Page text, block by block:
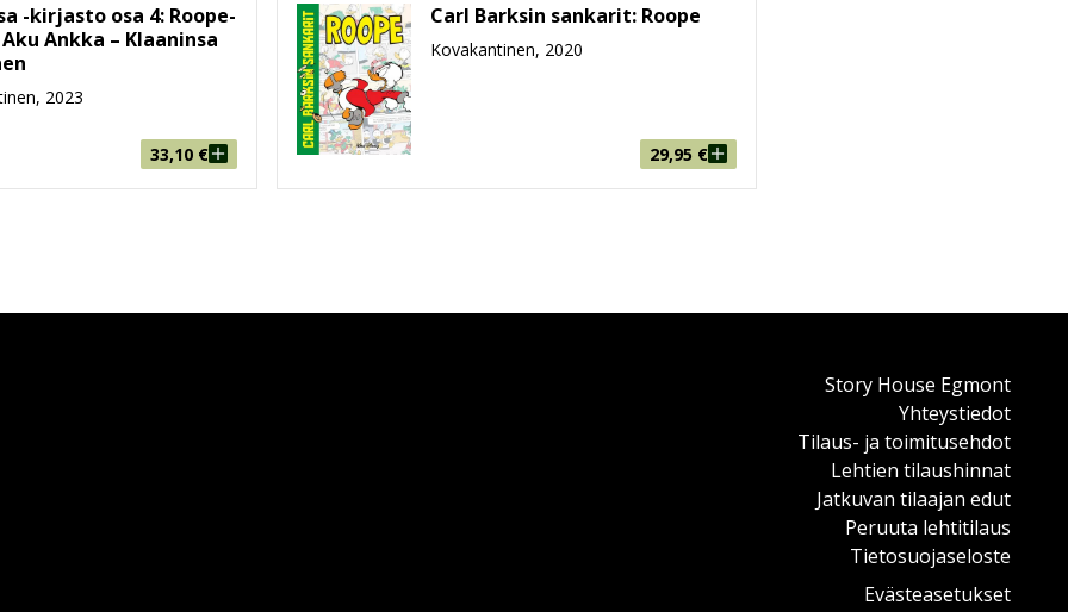
-kirjasto osa 4: Roope-
Ankka – Klaaninsa
2023
33,10 €
Carl Barksin sankarit: Roope
Kovakantinen, 2020
29,95 €
Story House Egmont
Yhteystiedot
Tilaus- ja toimitusehdot
Lehtien tilaushinnat
Jatkuvan tilaajan edut
Peruuta lehtitilaus
Tietosuojaseloste
Evästeasetukset